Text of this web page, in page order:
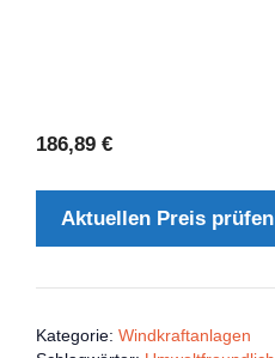
186,89 €
Aktuellen Preis prüfen
Kategorie: Windkraftanlagen